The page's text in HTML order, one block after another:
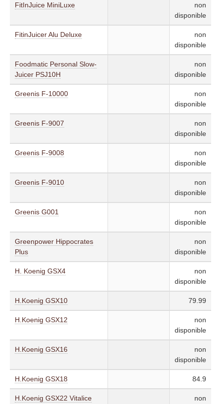
FitInJuice MiniLuxe
non
disponible
FitinJuicer Alu Deluxe
non
disponible
Foodmatic Personal Slow-
Juicer PSJ10H
non
disponible
Greenis F-10000
non
disponible
Greenis F-9007
non
disponible
Greenis F-9008
non
disponible
Greenis F-9010
non
disponible
Greenis G001
non
disponible
Greenpower Hippocrates
Plus
non
disponible
H. Koenig GSX4
non
disponible
H.Koenig GSX10 79.99
H.Koenig GSX12
non
disponible
H.Koenig GSX16
non
disponible
H.Koenig GSX18 84.9
H.Koenig GSX22 Vitalice non